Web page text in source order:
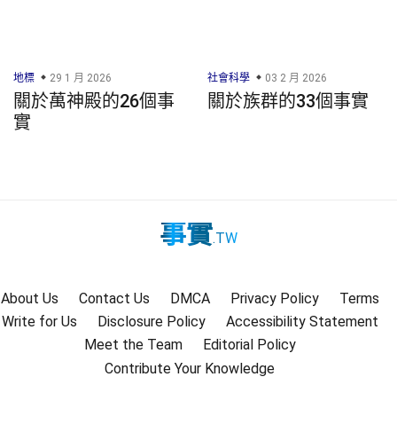
地標 29 1 月 2026
關於萬神殿的26個事
實
社會科學 03 2 月 2026
關於族群的33個事實
事實.TW
About Us Contact Us DMCA Privacy Policy
Terms
Write for Us
Disclosure Policy
Accessibility Statement
Meet the Team
Editorial Policy
Contribute Your Knowledge